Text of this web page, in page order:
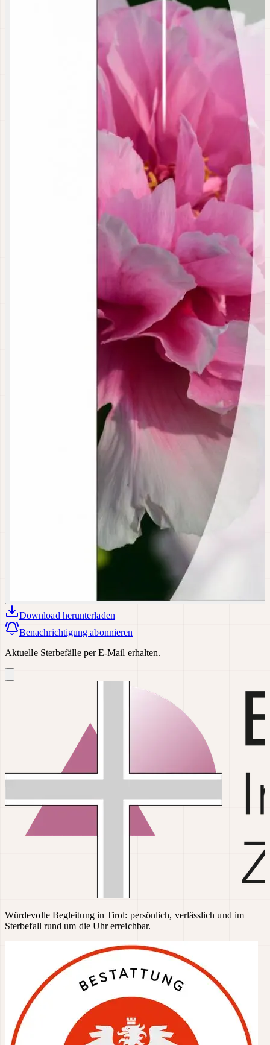
Download herunterladen
Benachrichtigung abonnieren
Aktuelle Sterbefälle per E-Mail erhalten.
Würdevolle Begleitung in Tirol: persönlich, verlässlich und im
Sterbefall rund um die Uhr erreichbar.